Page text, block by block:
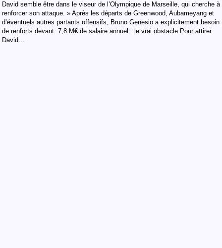
David semble être dans le viseur de l’Olympique de Marseille, qui cherche à
renforcer son attaque. » Après les départs de Greenwood, Aubameyang et
d’éventuels autres partants offensifs, Bruno Genesio a explicitement besoin
de renforts devant. 7,8 M€ de salaire annuel : le vrai obstacle Pour attirer
David…